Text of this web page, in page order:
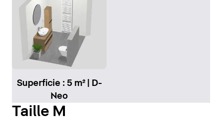
Superficie : 5 m² | D-
Neo
Taille M